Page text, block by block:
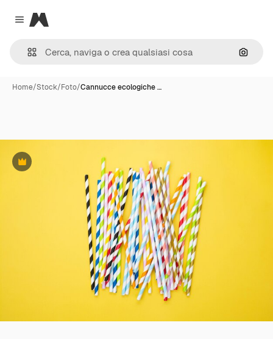
Close menu
Magnific
Cerca
Home/Stock/Foto/Cannucce ecologiche …
Premium